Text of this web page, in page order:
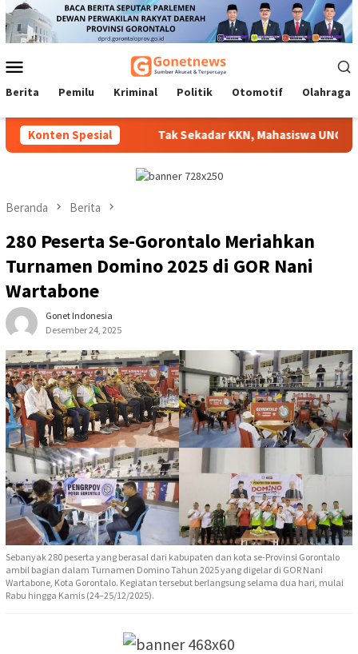
Loncat
ke
konten
Mobile
Berita Pemilu Kriminal Politik Otomotif Olahraga
Konten SpesialTak Sekadar KKN, Mahasiswa UNG Hadirkan
Beranda Berita
280 Peserta Se-Gorontalo Meriahkan
Turnamen Domino 2025 di GOR Nani
Wartabone
Gonet Indonesia
Desember 24, 2025
Sebanyak 280 peserta yang berasal dari kabupaten dan kota se-Provinsi Gorontalo
ambil bagian dalam Turnamen Domino Tahun 2025 yang digelar di GOR Nani
Wartabone, Kota Gorontalo. Kegiatan tersebut berlangsung selama dua hari, mulai
Rabu hingga Kamis (24–25/12/2025).